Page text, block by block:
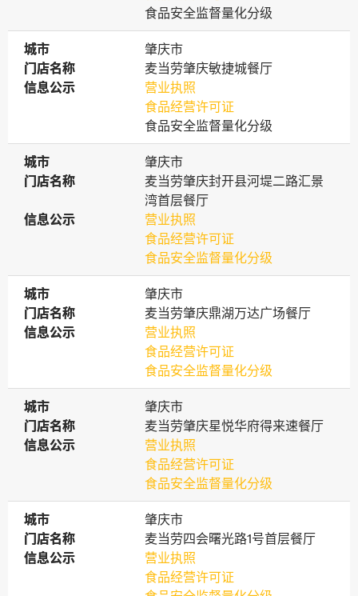
食品安全监督量化分级
城市
城市
肇庆市
门店名称
门店名称
麦当劳肇庆敏捷城餐厅
信息公示
信息公示
营业执照
食品经营许可证
食品安全监督量化分级
城市
城市
肇庆市
门店名称
门店名称
麦当劳肇庆封开县河堤二路汇景
湾首层餐厅
信息公示
信息公示
营业执照
食品经营许可证
食品安全监督量化分级
城市
城市
肇庆市
门店名称
门店名称
麦当劳肇庆鼎湖万达广场餐厅
信息公示
信息公示
营业执照
食品经营许可证
食品安全监督量化分级
城市
城市
肇庆市
门店名称
门店名称
麦当劳肇庆星悦华府得来速餐厅
信息公示
信息公示
营业执照
食品经营许可证
食品安全监督量化分级
城市
城市
肇庆市
门店名称
门店名称
麦当劳四会曙光路1号首层餐厅
信息公示
信息公示
营业执照
食品经营许可证